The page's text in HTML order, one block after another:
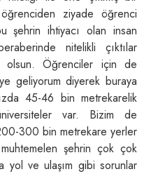
ziyade öğrenci
şehrin ihtiyacı olan insan
nitelikli çıktılar
olsun. Öğrenciler için de
geliyorum diyerek buraya
45-46 bin metrekarelik
var. Bizim de
300 bin metrekare yerler
şehrin çok çok
yol ve ulaşım gibi sorunlar